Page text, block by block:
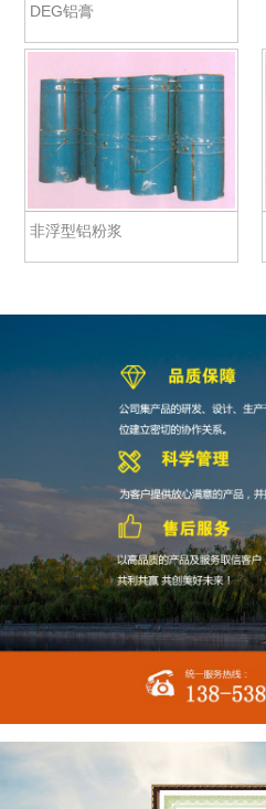
DEG铝膏
非浮型铝粉浆